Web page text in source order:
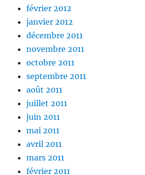
février 2012
janvier 2012
décembre 2011
novembre 2011
octobre 2011
septembre 2011
août 2011
juillet 2011
juin 2011
mai 2011
avril 2011
mars 2011
février 2011